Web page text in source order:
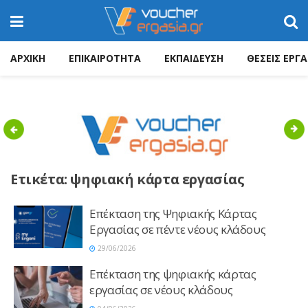
ΑΡΧΙΚΗ ΕΠΙΚΑΙΡΟΤΗΤΑ ΕΚΠΑΙΔΕΥΣΗ ΘΕΣΕΙΣ
Previous
Ετικέτα: ψηφιακή κάρτα εργασίας
Επέκταση της Ψηφιακής Κάρτας
Εργασίας σε πέντε νέους κλάδους
29/06/2026
Επέκταση της ψηφιακής κάρτας
εργασίας σε νέους κλάδους